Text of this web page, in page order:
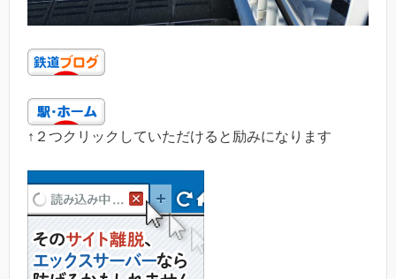
↑２つクリックしていただけると励みになります